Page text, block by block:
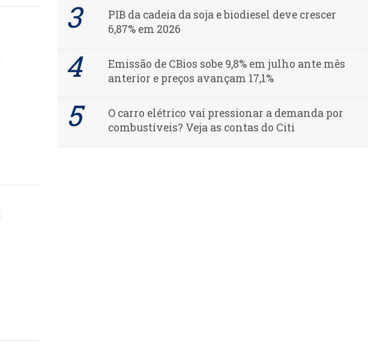
PIB da cadeia da soja e biodiesel deve crescer
6,87% em 2026
Emissão de CBios sobe 9,8% em julho ante mês
anterior e preços avançam 17,1%
O carro elétrico vai pressionar a demanda por
combustíveis? Veja as contas do Citi